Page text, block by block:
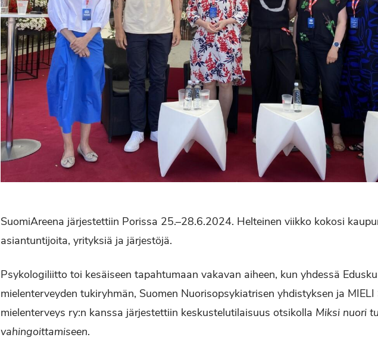
SuomiAreena järjestettiin Porissa 25.–28.6.2024. Helteinen viikko kokosi
asiantuntijoita, yrityksiä ja järjestöjä.
Psykologiliitto toi kesäiseen tapahtumaan vakavan aiheen, kun yhdessä
mielenterveyden tukiryhmän, Suomen Nuorisopsykiatrisen yhdistyksen ja MIELI
mielenterveys ry:n kanssa järjestettiin keskustelutilaisuus otsikolla Miksi nuori
vahingoittamiseen.